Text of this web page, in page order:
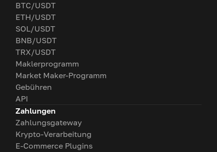
BTC/USDT
ETH/USDT
SOL/USDT
BNB/USDT
TRX/USDT
Maklerprogramm
Market Maker-Programm
Gebühren
API
Zahlungen
Zahlungsgateway
Krypto-Verarbeitung
E-Commerce Plugins